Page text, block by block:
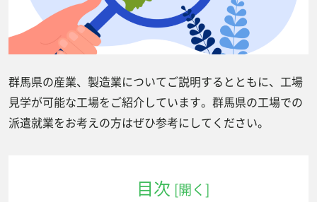
群馬県の産業、製造業についてご説明するとともに、工場
見学が可能な工場をご紹介しています。群馬県の工場での
派遣就業をお考えの方はぜひ参考にしてください。
目次 [開く]